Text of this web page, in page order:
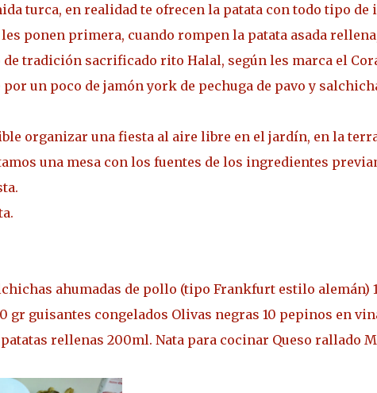
turca, en realidad te ofrecen la patata con todo tipo
ponen primera, cuando rompen la patata asada
de tradición sacrificado rito Halal, según les marca el
un poco de jamón york de pechuga de pavo y
organizar una fiesta al aire libre en el jardín, en la
una mesa con los fuentes de los ingredientes
ahumadas de pollo (tipo Frankfurt estilo alemán)
gr guisantes congelados Olivas negras 10 pepinos en
rellenas 200ml. Nata para cocinar Queso rallado